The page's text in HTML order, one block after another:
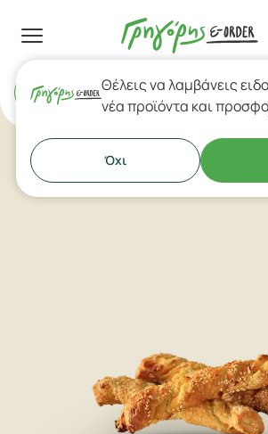
Delivery ή
Μπουκίτσες
Θέλεις να λαμβάνεις
νέα προϊόντα και
Όχι